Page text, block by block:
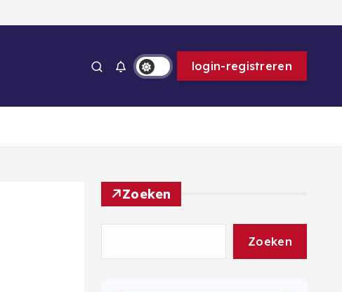
login-registreren
Zoeken
Zoeken